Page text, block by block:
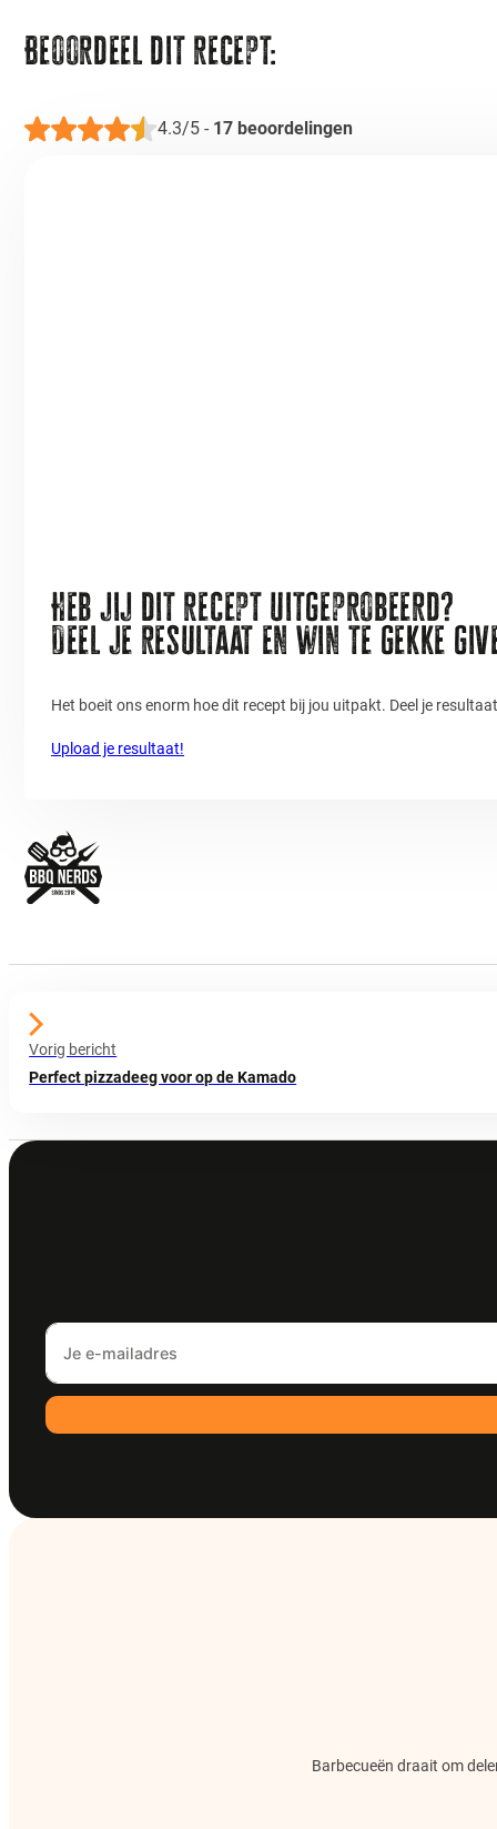
Beoordeel dit recept:
4.3/5- 17beoordelingen
Heb jij dit recept uitgeprobeerd?
Deel je resultaat en win te gekke
Het boeit ons enorm hoe dit recept bij jou uitpakt. Deel je
Upload je resultaat!
Vorig bericht
Perfect pizzadeeg voor op de Kamado
Barbecueën draait om